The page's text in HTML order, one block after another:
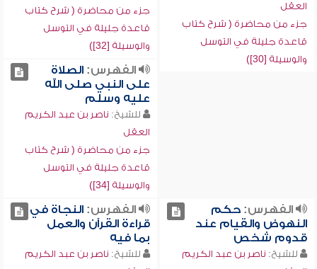
العقل
جزء من محاضرة ( شرح كتاب
قاعدة جليلة في التوسل
والوسيلة [30])
جزء من محاضرة ( شرح كتاب
قاعدة جليلة في التوسل
والوسيلة [32])
الفهرس:الصلاة
على النبي صلى الله
عليه وسلم
للشيخ: ناصر بن عبد الكريم
العقل
جزء من محاضرة ( شرح كتاب
قاعدة جليلة في التوسل
والوسيلة [34])
الفهرس:حكم
النهوض والقيام عند
قدوم شخص
للشيخ: ناصر بن عبد الكريم
الفهرس:النجاة في
قراءة القرآن والعمل
بما فيه
للشيخ: ناصر بن عبد الكريم